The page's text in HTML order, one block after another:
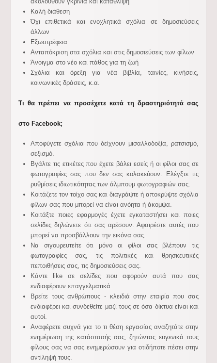
Καλή διάθεση
Όχι επιθετικά και ενοχλητικά σχόλια σε δημοσιεύσεις
άλλων
Εξωστρέφεια
Ανταπόκριση στα σχόλια και στις δημοσιεύσεις των φίλων
Άνοιγμα στο νέο και πάθος για τη ζωή
Σχόλια και όρεξη για νέα βιβλία, ταινίες, κινήσεις,
κοινωνικές δράσεις, κ.α.
Τι θα πρέπει να προσέχετε κατά τη δραστηριότητά σας
στο Facebook;
Αποφύγετε σχόλια που δείχνουν μισαλλοδοξία, ρατσισμό,
σεξισμό.
Βγάλτε τις ετικέτες που έχετε βάλει εσείς ή οι φίλοι σας σε
φωτογραφίες σας που δεν σας κολακεύουν. Ελέγξτε τις
ρυθμίσεις ιδιωτικότητας των άλμπουμ φωτογραφιών σας.
Κοιτάζετε τον τοίχο σας και διαγράψτε ή αποκρύψτε σχόλια
φίλων σας που μπορεί να είναι ανόητα ή άκομψα.
Κοιτάξτε ποιες εφαρμογές έχετε εγκαταστήσει και ποιες
σελίδες δηλώνετε ότι σας αρέσουν. Αφαιρέστε αυτές που
μπορεί να προσβάλλουν την εικόνα σας.
Να σιγουρευτείτε ότι μόνο οι φίλοι σας βλέπουν τις
φωτογραφίες σας, τις πολιτικές και θρησκευτικές
πεποιθήσεις σας, τις δημοσιεύσεις σας.
Κάντε like σε σελίδες που αφορούν αυτά που σας
ενδιαφέρουν επαγγελματικά.
Βρείτε τους ανθρώπους - κλειδιά στην εταιρία που σας
ενδιαφέρει και συνδεθείτε μαζί τους σε όσα δίκτυα είναι και
αυτοί.
Αναφέρετε συχνά για το τι θέση εργασίας αναζητάτε στην
ενημέρωση της κατάστασής σας, ζητώντας ευγενικά τους
φίλους σας να σας ενημερώσουν για οτιδήποτε πέσει στην
αντίληψή τους.